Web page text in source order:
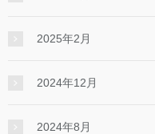
2025年2月
2024年12月
2024年8月